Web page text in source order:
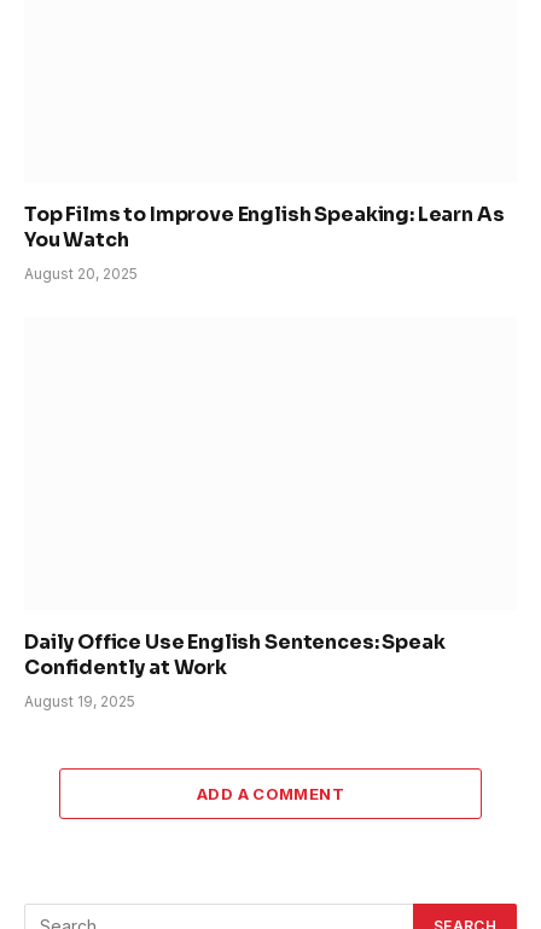
Top Films to Improve English Speaking: Learn As
You Watch
August 20, 2025
Daily Office Use English Sentences: Speak
Confidently at Work
August 19, 2025
ADD A COMMENT